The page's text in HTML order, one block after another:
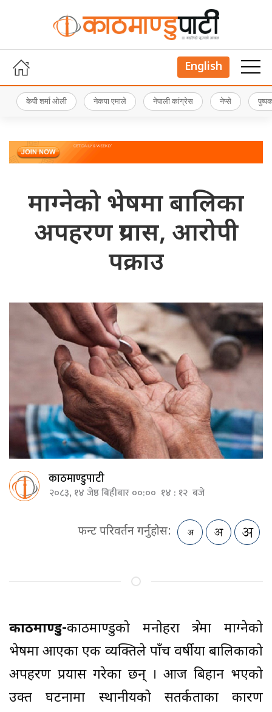
English
केपी शर्मा ओली नेकपा एमाले नेपाली कांग्रेस नेप्से
माग्नेको भेषमा बालिका
अपहरण प्रयास, आरोपी
पक्राउ
काठमाण्डुपाटी
२०८३, १४ जेष्ठ बिहीबार ००:०० १४ : १२ बजे
फन्ट परिवर्तन गर्नुहोस:
काठमाण्डु-काठमाण्डुको मनोहरा क्षेत्रमा माग्नेको
भेषमा आएका एक व्यक्तिले पाँच वर्षीया बालिकाको
अपहरण प्रयास गरेका छन् । आज बिहान भएको
उक्त घटनामा स्थानीयको सतर्कताका कारण